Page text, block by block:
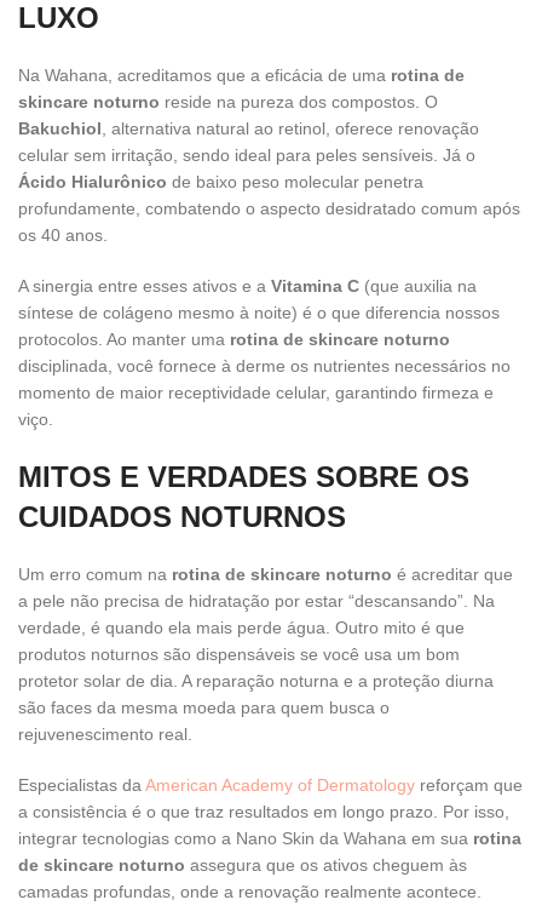
LUXO
Na Wahana, acreditamos que a eficácia de uma rotina de
skincare noturno reside na pureza dos compostos. O
Bakuchiol , alternativa natural ao retinol, oferece renovação
celular sem irritação, sendo ideal para peles sensíveis. Já o
Ácido Hialurônico de baixo peso molecular penetra
profundamente, combatendo o aspecto desidratado comum após
os 40 anos.
A sinergia entre esses ativos e a Vitamina C (que auxilia na
síntese de colágeno mesmo à noite) é o que diferencia nossos
protocolos. Ao manter uma rotina de skincare noturno
disciplinada, você fornece à derme os nutrientes necessários no
momento de maior receptividade celular, garantindo firmeza e
viço.
MITOS E VERDADES SOBRE OS
CUIDADOS NOTURNOS
Um erro comum na rotina de skincare noturno é acreditar que
a pele não precisa de hidratação por estar “descansando”. Na
verdade, é quando ela mais perde água. Outro mito é que
produtos noturnos são dispensáveis se você usa um bom
protetor solar de dia. A reparação noturna e a proteção diurna
são faces da mesma moeda para quem busca o
rejuvenescimento real.
Especialistas da American Academy of Dermatology reforçam que
a consistência é o que traz resultados em longo prazo. Por isso,
integrar tecnologias como a Nano Skin da Wahana em sua rotina
de skincare noturno assegura que os ativos cheguem às
camadas profundas, onde a renovação realmente acontece.